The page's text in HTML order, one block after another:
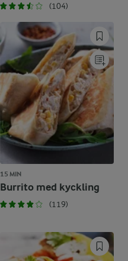
(104)
15 MIN
Burrito med kyckling
(119)